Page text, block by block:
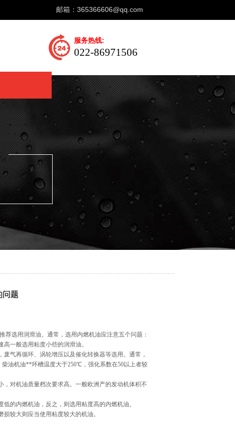
邮箱： 365366606@qq.com
服务热线:
022-86971506
问题
选用润滑油。通常，选用内燃机油应注意五个问题：
一般选用粘度小些的润滑油。
气再循环、涡轮增压以及催化转换器等选用。通常，
油机油**环槽温度大于250℃，强化系数在50以上者较
对机油质量档次要求高。一般欧洲产的发动机体积不
的内燃机油，反之，则选用粘度高的内燃机油。
较大则应当使用粘度较大的机油。